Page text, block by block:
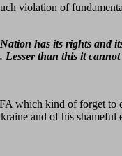
violation of
has its rights and
than this it
which kind of forget
and of his